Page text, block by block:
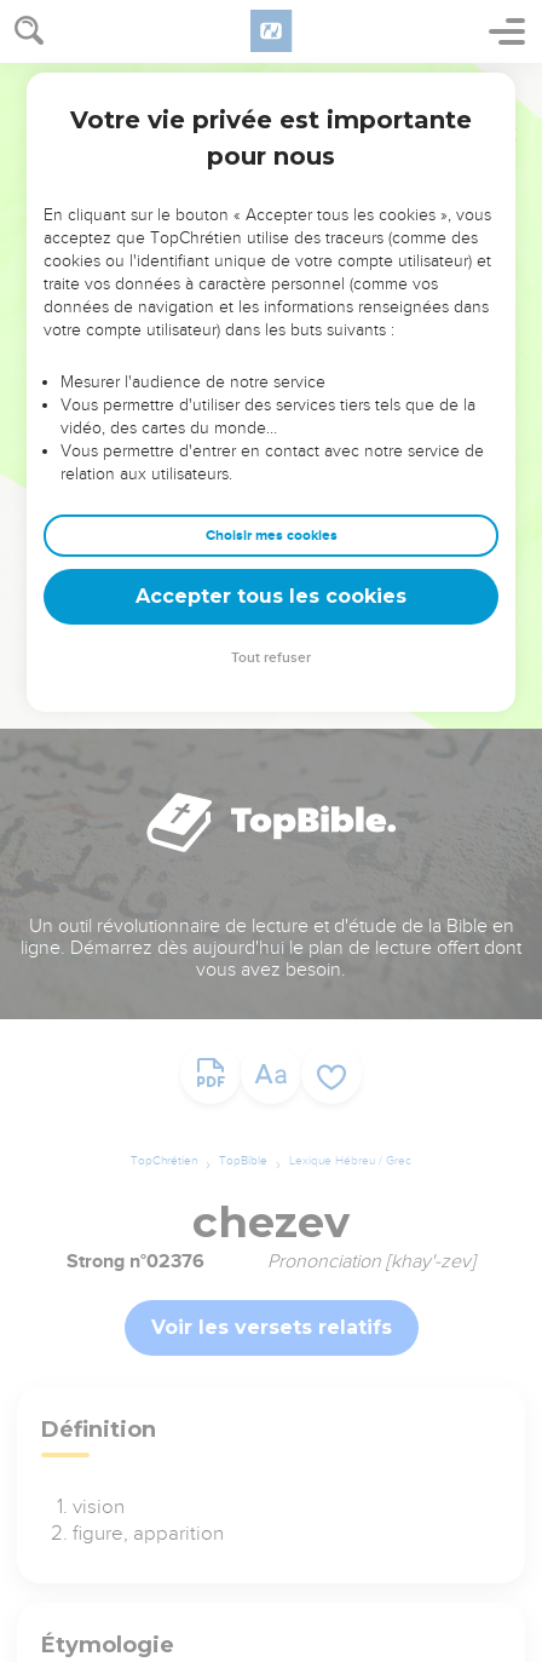
NE MANQUEZ PAS L’ÉVÉNEMENT
DE L’ANNÉE !
ET SI LEURS ERREURS POUVAIENT VOUS ÉVITER LES
VOTRES ?
leur foi ou leur vision. Mais on voit moins les doutes, les erreurs
et les saisons difficiles qu'ils ont traversés, alors même que ce
sont elles qui les ont façonnés.
Dans cette conférence, leaders, entrepreneurs, et responsables
clés pour avancer avec plus de sagesse afin que leurs erreurs
deviennent vos tremplins. Que vous guidiez un ministère, une
équipe, un groupe ou une famille, leur expérience est faite
Un outil révolutionnaire de lecture et d'étude de la Bible en
ligne. Démarrez dès aujourd'hui le plan de lecture offert dont
vous avez besoin.
TopChrétien TopBible Lexique Hébreu / Grec
chezev
Strong n°02376 Prononciation [khay'-zev]
Voir les versets relatifs
Définition
vision
figure, apparition
Étymologie
Votre vie privée est importante
pour nous
En cliquant sur le bouton « Accepter tous les cookies », vous
acceptez que TopChrétien utilise des traceurs (comme des
cookies ou l'identifiant unique de votre compte utilisateur) et
traite vos données à caractère personnel (comme vos
données de navigation et les informations renseignées dans
votre compte utilisateur) dans les buts suivants :
Mesurer l'audience de notre service
Vous permettre d'utiliser des services tiers tels que de la
vidéo, des cartes du monde…
Vous permettre d'entrer en contact avec notre service de
relation aux utilisateurs.
Choisir mes cookies
Accepter tous les cookies
Tout refuser